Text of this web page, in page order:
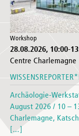
Workshop
28.08.2026, 10:00-
Centre Charlemagne
Archäologie-
August 2026 / 10 –
Charlemagne,
[…]